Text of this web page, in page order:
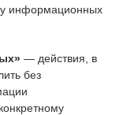
информационных
— действия, в
без